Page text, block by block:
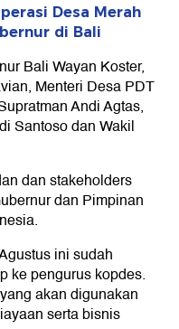
Desa Merah
di Bali
Bali Wayan Koster,
Menteri Desa PDT
Andi Agtas,
Santoso dan Wakil
dan stakeholders
dan Pimpinan
ini sudah
ke pengurus kopdes.
akan digunakan
serta bisnis